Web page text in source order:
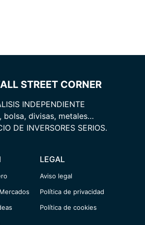
STREET CORNER
INDEPENDIENTE
bolsa, divisas, metales…
DE INVERSORES SERIOS.
LEGAL
Aviso legal
Política de privacidad
Política de cookies